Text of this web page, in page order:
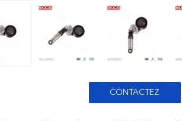
CONTACTEZ